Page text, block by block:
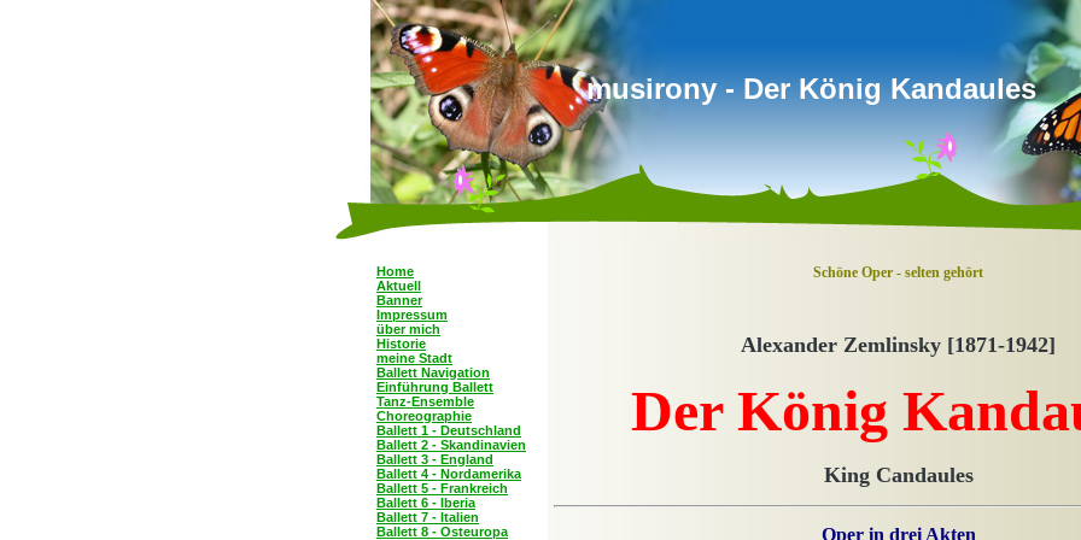
musirony - Der König Kandaules
Home
Aktuell
Banner
Impressum
über mich
Historie
meine Stadt
Ballett Navigation
Einführung Ballett
Tanz-Ensemble
Choreographie
Ballett 1 - Deutschland
Ballett 2 - Skandinavien
Ballett 3 - England
Ballett 4 - Nordamerika
Ballett 5 - Frankreich
Ballett 6 - Iberia
Ballett 7 - Italien
Ballett 8 - Osteuropa
Schöne Oper - selten gehört
Alexander Zemlinsky [1871-1942]
Der König
King Candaules
Oper in drei Akten